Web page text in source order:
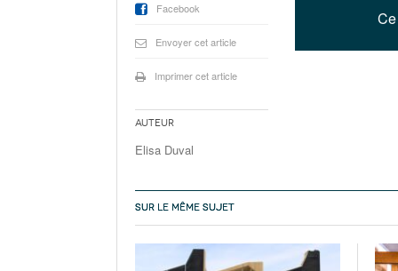
Facebook
Envoyer cet article
Imprimer cet article
Auteur
Elisa Duval
SUR LE MÊME SUJET